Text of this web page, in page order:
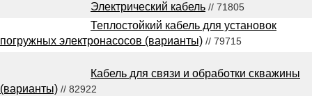
Электрический кабель // 71805
Теплостойкий кабель для установок
погружных электронасосов (варианты) // 79715
Кабель для связи и обработки скважины
(варианты) // 82922